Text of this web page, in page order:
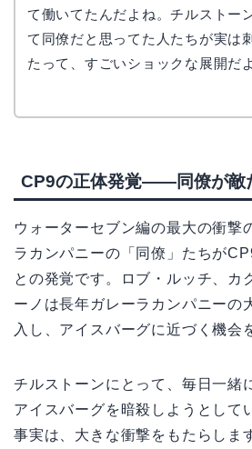
て働いてたんだよね。チルストー
て同僚だと思ってた人たちが実は
たって、すごいショックな展開だよ
CP9の正体発覚——同僚が敵
ウォーターセブン編の最大の衝撃
ラカンパニーの「同僚」たちが
との発覚です。ロブ・ルッチ、カ
ーノは長年ガレーラカンパニーの
入し、アイスバーグに近づく機会
チルストーンにとって、毎日一緒
アイスバーグを暗殺しようとして
事実は、大きな衝撃をもたらしま